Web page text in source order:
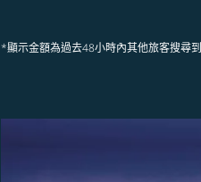
*顯示金額為過去48小時內其他旅客搜尋